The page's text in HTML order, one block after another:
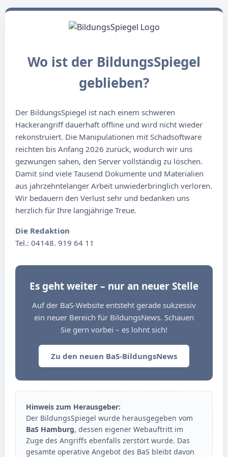
Wo ist der BildungsSpiegel
geblieben?
Der BildungsSpiegel ist nach einem schweren
Hackerangriff dauerhaft offline und wird nicht wieder
rekonstruiert. Die Manipulationen mit Schadsoftware
reichten bis Anfang 2026 zurück, wodurch wir uns
gezwungen sahen, den Server vollständig zu löschen.
Damit sind viele Tausend Dokumente und Materialien
aus jahrzehntelanger Arbeit unwiederbringlich verloren.
Wir bedauern den Verlust sehr und bedanken uns
herzlich für Ihre langjährige Treue.
Die Redaktion
Tel.: 04148. 919 64 11
Es geht weiter – nur an neuer Stelle
Auf der BaS-Website entsteht gerade sukzessiv
ein neuer Bereich für BildungsNews. Schauen
Sie gern vorbei – es lohnt sich!
Zu den neuen BaS-BildungsNews
Hinweis zum Herausgeber:
Der BildungsSpiegel wurde herausgegeben vom
BaS Hamburg, dessen eigener Webauftritt im
Zuge des Angriffs ebenfalls zerstört wurde. Das
gesamte operative Angebot des BaS bleibt davon